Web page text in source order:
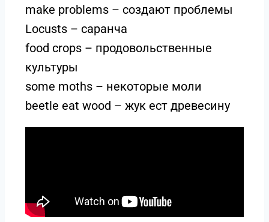
make problems – создают проблемы
Locusts – саранча
food crops – продовольственные
культуры
some moths – некоторые моли
beetle eat wood – жук ест древесину